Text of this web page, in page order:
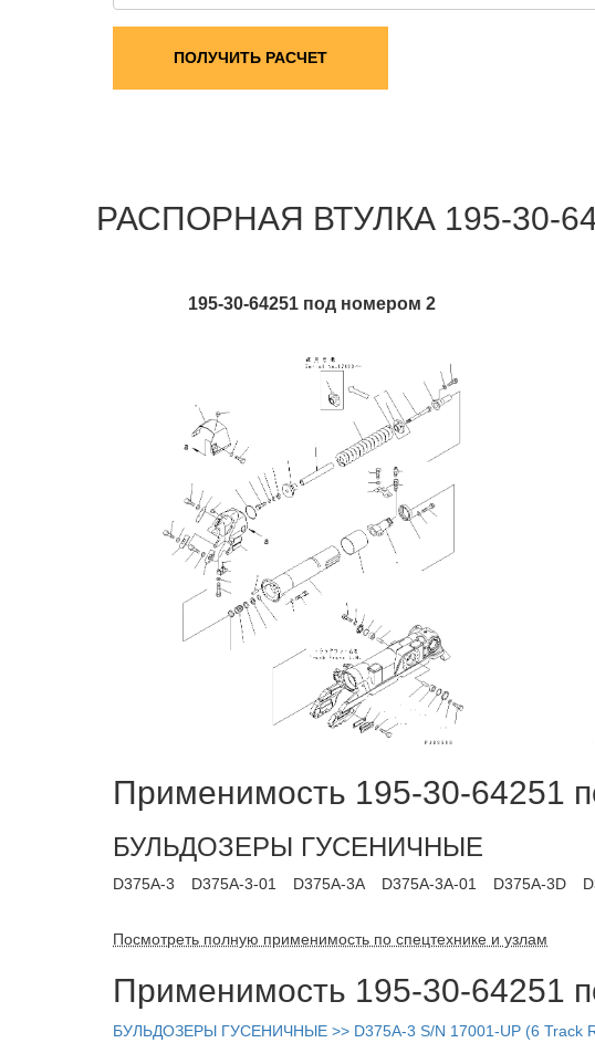
ПОЛУЧИТЬ РАСЧЕТ
РАСПОРНАЯ ВТУЛКА 195-30-
195-30-64251 под номером 2
Применимость 195-30-64251
БУЛЬДОЗЕРЫ ГУСЕНИЧНЫЕ
D375A-3 D375A-3-01 D375A-3A D375A-3A-01 D375A-3D
Посмотреть полную применимость по спецтехнике и узлам
Применимость 195-30-64251
БУЛЬДОЗЕРЫ ГУСЕНИЧНЫЕ >> D375A-3 S/N 17001-UP (6